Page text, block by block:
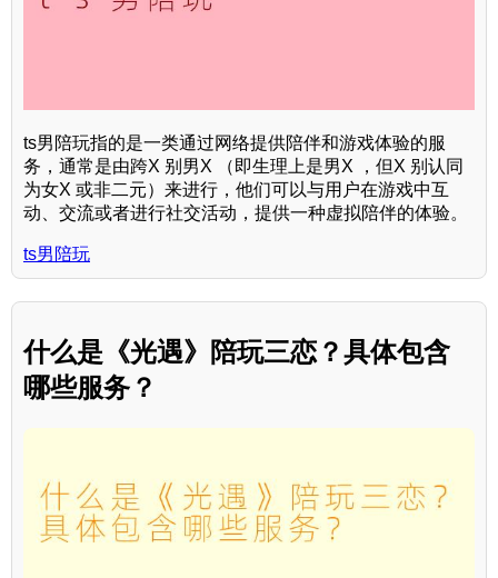
ts男陪玩指的是一类通过网络提供陪伴和游戏体验的服
务，通常是由跨X 别男X （即生理上是男X ，但X 别认同
为女X 或非二元）来进行，他们可以与用户在游戏中互
动、交流或者进行社交活动，提供一种虚拟陪伴的体验。
ts男陪玩
什么是《光遇》陪玩三恋？具体包含
哪些服务？